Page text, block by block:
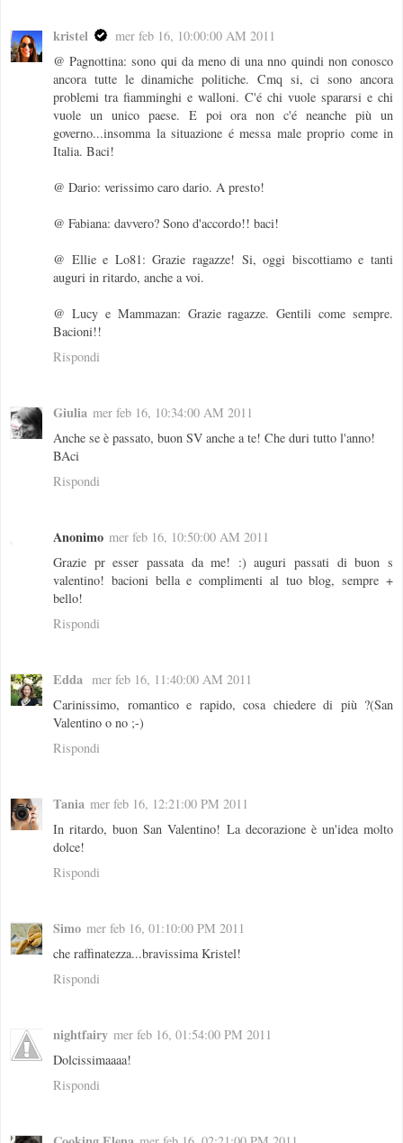
kristel
mer feb 16, 10:00:00 AM 2011
@ Pagnottina: sono qui da meno di una nno quindi non conosco
ancora tutte le dinamiche politiche. Cmq si, ci sono ancora
problemi tra fiamminghi e walloni. C'é chi vuole spararsi e chi
vuole un unico paese. E poi ora non c'é neanche più un
governo...insomma la situazione é messa male proprio come in
Italia. Baci!
@ Dario: verissimo caro dario. A presto!
@ Fabiana: davvero? Sono d'accordo!! baci!
@ Ellie e Lo81: Grazie ragazze! Si, oggi biscottiamo e tanti
auguri in ritardo, anche a voi.
@ Lucy e Mammazan: Grazie ragazze. Gentili come sempre.
Bacioni!!
Rispondi
Giulia mer feb 16, 10:34:00 AM 2011
Anche se è passato, buon SV anche a te! Che duri tutto l'anno!
BAci
Rispondi
Anonimo mer feb 16, 10:50:00 AM 2011
Grazie pr esser passata da me! :) auguri passati di buon s
valentino! bacioni bella e complimenti al tuo blog, sempre +
bello!
Rispondi
Edda mer feb 16, 11:40:00 AM 2011
Carinissimo, romantico e rapido, cosa chiedere di più ?(San
Valentino o no ;-)
Rispondi
Tania mer feb 16, 12:21:00 PM 2011
In ritardo, buon San Valentino! La decorazione è un'idea molto
dolce!
Rispondi
Simo mer feb 16, 01:10:00 PM 2011
che raffinatezza...bravissima Kristel!
Rispondi
nightfairy mer feb 16, 01:54:00 PM 2011
Dolcissimaaaa!
Rispondi